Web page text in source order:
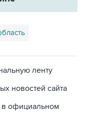
ленту
новостей сайта
в официальном